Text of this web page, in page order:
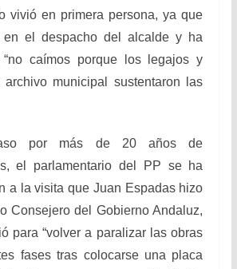
vivió en primera persona, ya que
en el despacho del alcalde y ha
caímos porque los legajos y
archivo municipal sustentaron las
por más de 20 años de
el parlamentario del PP se ha
a la visita que Juan Espadas hizo
Consejero del Gobierno Andaluz,
para “volver a paralizar las obras
fases tras colocarse una placa